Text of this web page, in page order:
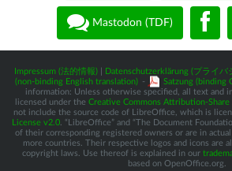
Mastodon (TDF)
Impressum (法的情報) Datenschutzerklärung (プライバ
(non-binding English translation) - Satzung (binding
information: Unless otherwise specified, all text and
licensed under the Creative Commons Attribution-
not include the source code of LibreOffice, which is
License v2.0 . “LibreOffice” and “The Document
of their corresponding registered owners or are in
more countries. Their respective logos and icons are
copyright laws. Use thereof is explained in our
based on OpenOffice.org.